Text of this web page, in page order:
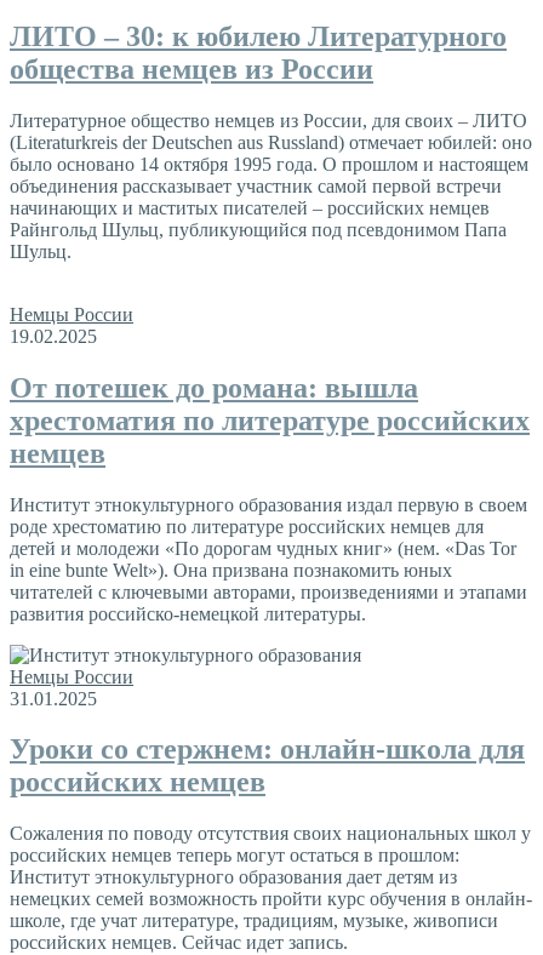
ЛИТО – 30: к юбилею Литературного
общества немцев из России
Литературное общество немцев из России, для своих – ЛИТО
(Literaturkreis der Deutschen aus Russland) отмечает юбилей: оно
было основано 14 октября 1995 года. О прошлом и настоящем
объединения рассказывает участник самой первой встречи
начинающих и маститых писателей – российских немцев
Райн­гольд Шульц, публикующийся под псевдонимом Папа
Шульц.
Немцы России
19.02.2025
От потешек до романа: вышла
хрестоматия по литературе российских
немцев
Институт этнокультурного образования издал первую в своем
роде хрестоматию по литературе российских немцев для
детей и молодежи «По дорогам чудных книг» (нем. «Das Tor
in eine bunte Welt»). Она призвана познакомить юных
читателей с ключевыми авторами, произведениями и этапами
развития российско-немецкой литературы.
Немцы России
31.01.2025
Уроки со стержнем: онлайн-школа для
российских немцев
Сожаления по поводу отсутствия своих национальных школ у
российских немцев теперь могут остаться в прошлом:
Институт этнокультурного образования дает детям из
немецких семей возможность пройти курс обучения в онлайн-
школе, где учат литературе, традициям, музыке, живописи
российских немцев. Сейчас идет запись.